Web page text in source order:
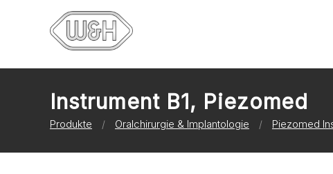
Instrument B1, Piezomed
Produkte Oralchirurgie & Implantologie Piezomed